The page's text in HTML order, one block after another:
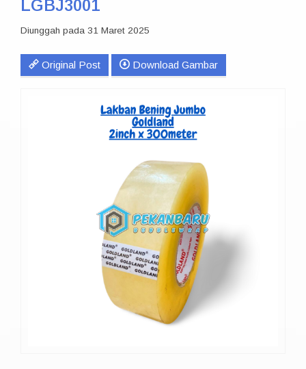
LGBJ3001
Diunggah pada 31 Maret 2025
Original Post Download Gambar